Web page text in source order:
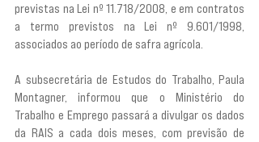
previstas na Lei nº 11.718/2008, e em contratos
a termo previstos na Lei nº 9.601/1998,
associados ao período de safra agrícola.
A subsecretária de Estudos do Trabalho, Paula
Montagner, informou que o Ministério do
Trabalho e Emprego passará a divulgar os dados
da RAIS a cada dois meses, com previsão de